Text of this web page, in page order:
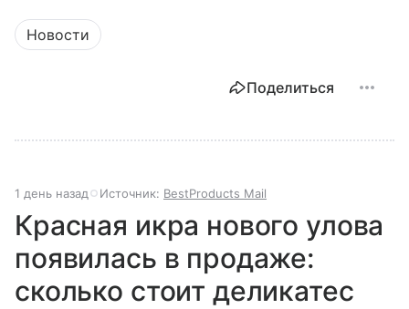
Новости
Поделиться
1 день назад Источник: BestProducts Mail
Красная икра нового улова
появилась в продаже:
сколько стоит деликатес